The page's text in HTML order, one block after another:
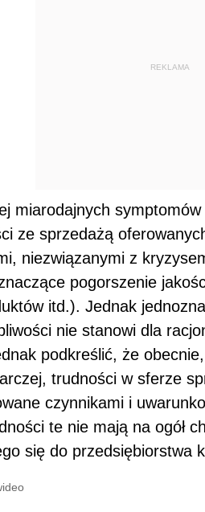
REKLAMA
miarodajnych
ze sprzedażą
niezwiązanymi z
pogorszenie
itd.). Jednak
nie stanowi dla
podkreślić, że
trudności w sferze
czynnikami i
te nie mają na ogół
się do przedsiębiorstwa